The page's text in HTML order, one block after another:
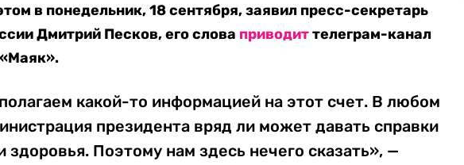
в понедельник, 18 сентября, заявил пресс-секретарь
Дмитрий Песков, его слова приводиттелеграм-канал
какой-то информацией на этот счет. В любом
президента вряд ли может давать справки
здоровья. Поэтому нам здесь нечего сказать», —